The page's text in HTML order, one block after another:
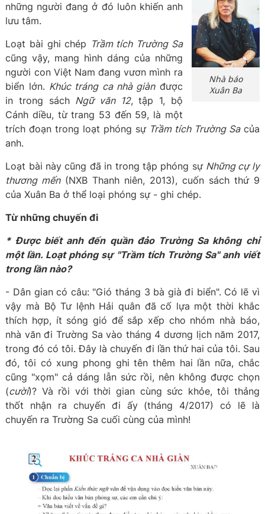
Nhà báo
Xuân Ba
những người đang ở đó luôn khiến anh
lưu tâm.
Loạt bài ghi chép Trầm tích Trường Sa
cũng vậy, mang hình dáng của những
người con Việt Nam đang vươn mình ra
biển lớn. Khúc tráng ca nhà giànđược
in trong sách Ngữ văn 12, tập 1, bộ
Cánh diều, từ trang 53 đến 59, là một
trích đoạn trong loạt phóng sự Trầm tích Trường Sacủa
anh.
Loạt bài này cũng đã in trong tập phóng sự Những cự ly
thương mến(NXB Thanh niên, 2013), cuốn sách thứ 9
của Xuân Ba ở thể loại phóng sự - ghi chép.
Từ những chuyến đi
* Được biết anh đến quần đảo Trường Sa không chỉ
một lần. Loạt phóng sự "Trầm tích Trường Sa" anh viết
trong lần nào?
- Dân gian có câu: "Gió tháng 3 bà già đi biển". Có lẽ vì
vậy mà Bộ Tư lệnh Hải quân đã cố lựa một thời khắc
thích hợp, ít sóng gió để sắp xếp cho nhóm nhà báo,
nhà văn đi Trường Sa vào tháng 4 dương lịch năm 2017,
trong đó có tôi. Đây là chuyến đi lần thứ hai của tôi. Sau
đó, tôi có xung phong ghi tên thêm hai lần nữa, chắc
cũng "xọm" cả dáng lẫn sức rồi, nên không được chọn
(cười)? Và rồi với thời gian cùng sức khỏe, tôi thảng
thốt nhận ra chuyến đi ấy (tháng 4/2017) có lẽ là
chuyến ra Trường Sa cuối cùng của mình!